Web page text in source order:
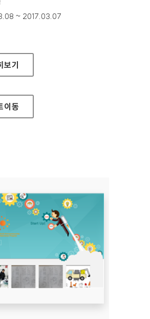
~ 2017.03.07
공공데이터 홈페이지
보기
이동